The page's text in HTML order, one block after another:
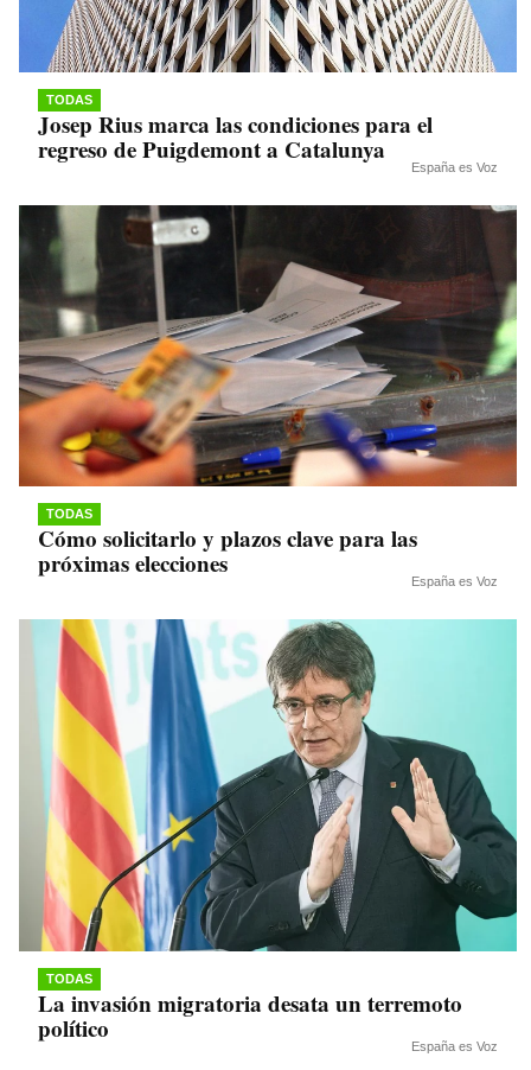
TODAS
Josep Rius marca las condiciones para el
regreso de Puigdemont a Catalunya
España es Voz
TODAS
Cómo solicitarlo y plazos clave para las
próximas elecciones
España es Voz
TODAS
La invasión migratoria desata un terremoto
político
España es Voz